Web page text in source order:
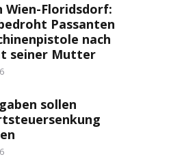
Wien-Floridsdorf:
Passanten
nach
seiner Mutter
sollen